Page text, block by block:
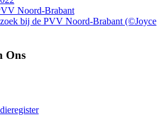
Noord-Brabant
bij de PVV Noord-Brabant (©Joyce
Ons